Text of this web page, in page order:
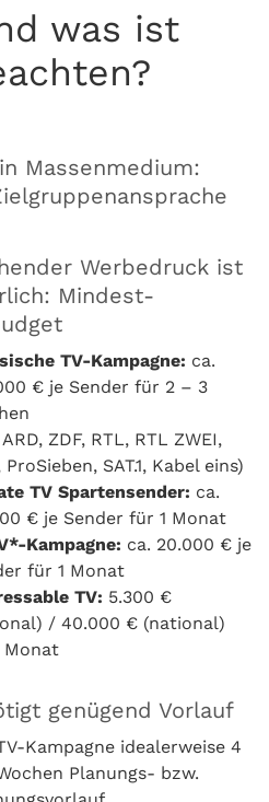
was ist
Massenmedium:
Werbedruck ist
Mindest-
TV-Kampagne: ca.
€ je Sender für 2 – 3
ZDF, RTL, RTL ZWEI,
ProSieben, SAT.1, Kabel eins)
TV Spartensender: ca.
€ je Sender für 1 Monat
Kampagne: ca. 20.000 € je
für 1 Monat
TV: 5.300 €
/ 40.000 € (national)
Monat
genügend Vorlauf
Kampagne idealerweise 4
Planungs- bzw.